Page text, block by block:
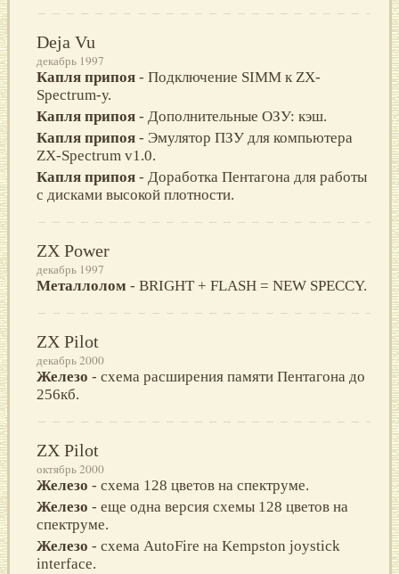
Deja Vu
декабрь 1997
Капля припоя - Подключение SIMM к ZX-
Spectrum-у.
Капля припоя - Дополнительные ОЗУ: кэш.
Капля припоя - Эмулятор ПЗУ для компьютера
ZX-Spectrum v1.0.
Капля припоя - Доработка Пентагона для работы
с дисками высокой плотности.
ZX Power
декабрь 1997
Металлолом - BRIGHT + FLASH = NEW SPECCY.
ZX Pilot
декабрь 2000
Железо - схема расширения памяти Пентагона до
256кб.
ZX Pilot
октябрь 2000
Железо - схема 128 цветов на спектруме.
Железо - еще одна версия схемы 128 цветов на
спектруме.
Железо - схема AutoFire на Kempston joystick
interface.